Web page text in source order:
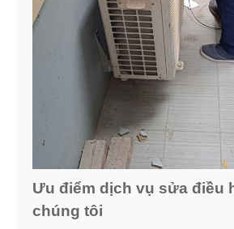
Ưu điểm dịch vụ sửa điều
chúng tôi